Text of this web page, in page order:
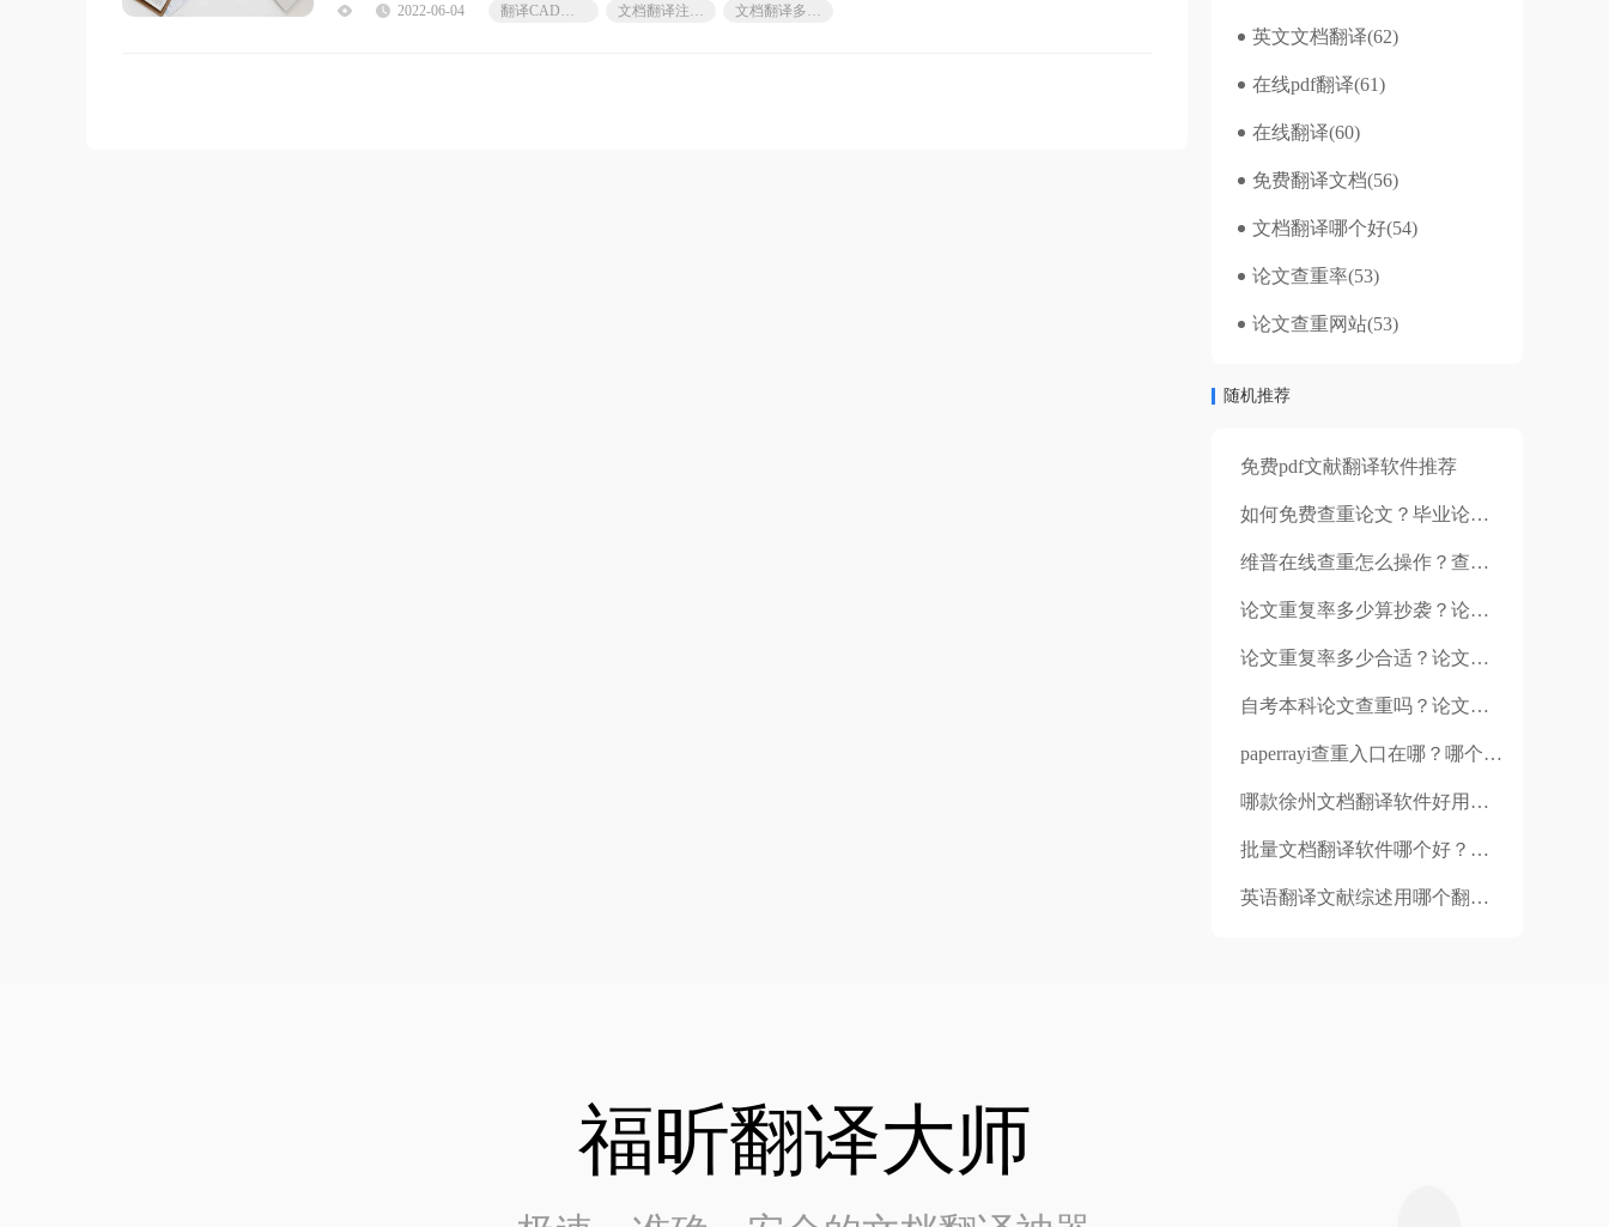
2022-06-04
翻译CAD图纸 文档翻译注意什么 文档翻译多少钱
英文文档翻译(62)
在线pdf翻译(61)
在线翻译(60)
免费翻译文档(56)
文档翻译哪个好(54)
论文查重率(53)
论文查重网站(53)
随机推荐
免费pdf文献翻译软件推荐
如何免费查重论文？毕业论文查重需要注意什么？
维普在线查重怎么操作？查重要注意什么？
论文重复率多少算抄袭？论文引用部分查重吗？
论文重复率多少合适？论文怎么降低查重率？
自考本科论文查重吗？论文查重多少算正常？
paperrayi查重入口在哪？哪个网站既能查重也能降重？
哪款徐州文档翻译软件好用？翻译CAD图纸的时候要注意什么？
批量文档翻译软件哪个好？翻译软件支持自动排版吗？
英语翻译文献综述用哪个翻译平台好？可以翻译整篇文献吗?
福昕翻译大师